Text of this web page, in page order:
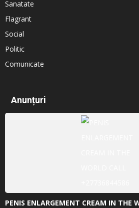
Sanatate
Flagrant
Social
Politic
Comunicate
Anunțuri
PENIS ENLARGEMENT CREAM IN THE